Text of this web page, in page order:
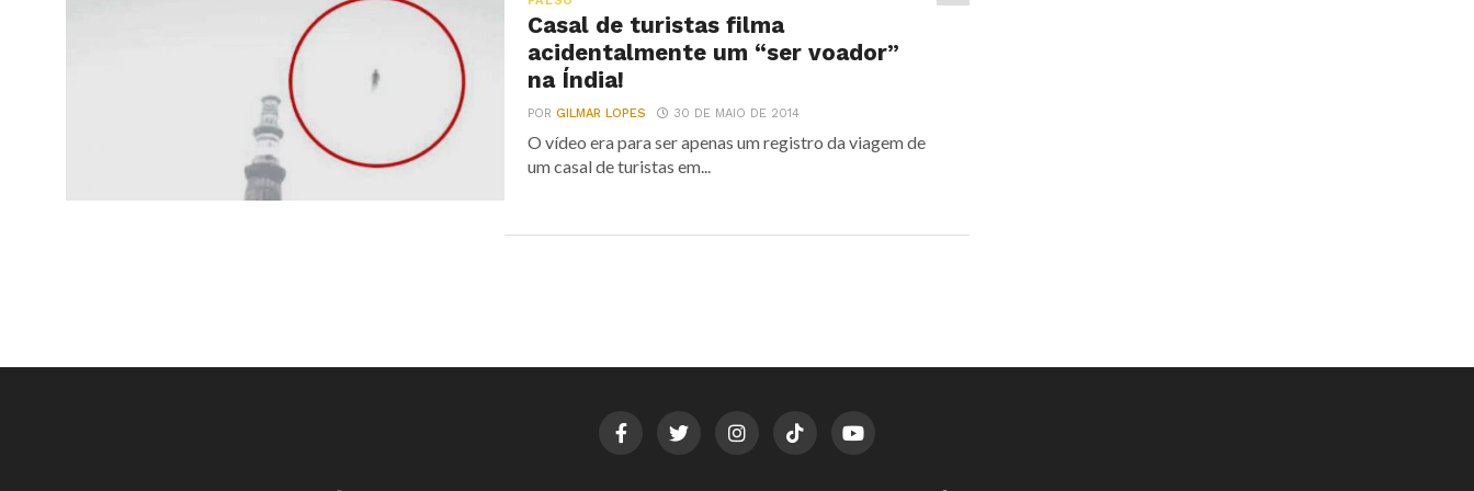
Casal de turistas filma
acidentalmente um “ser voador”
na Índia!
PORGILMAR LOPES 30 DE MAIO DE 2014
O vídeo era para ser apenas um registro da viagem de
um casal de turistas em...